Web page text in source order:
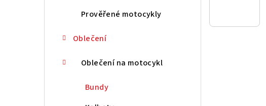
Prověřené motocykly
Oblečení
Oblečení na motocykl
Bundy